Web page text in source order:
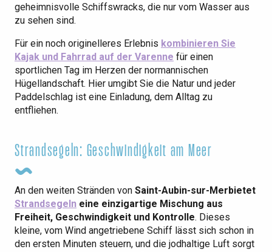
geheimnisvolle Schiffswracks, die nur vom Wasser aus
zu sehen sind.
Für ein noch originelleres Erlebnis kombinieren Sie
Kajak und Fahrrad auf der Varenne für einen
sportlichen Tag im Herzen der normannischen
Hügellandschaft. Hier umgibt Sie die Natur und jeder
Paddelschlag ist eine Einladung, dem Alltag zu
entfliehen.
Strandsegeln: Geschwindigkeit am Meer
An den weiten Stränden von Saint-Aubin-sur-Merbietet
Strandsegeln eine einzigartige Mischung aus
Freiheit, Geschwindigkeit und Kontrolle. Dieses
kleine, vom Wind angetriebene Schiff lässt sich schon in
den ersten Minuten steuern, und die jodhaltige Luft sorgt